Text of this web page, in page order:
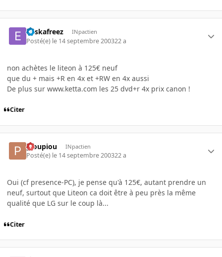
euskafreez INpactien
Posté(e) le 14 septembre 200322 a
non achètes le liteon à 125€ neuf
que du + mais +R en 4x et +RW en 4x aussi
De plus sur www.ketta.com les 25 dvd+r 4x prix canon !
Citer
pioupiou INpactien
Posté(e) le 14 septembre 200322 a
Oui (cf presence-PC), je pense qu'à 125€, autant prendre un
neuf, surtout que Liteon ca doit être à peu près la même
qualité que LG sur le coup là...
Citer